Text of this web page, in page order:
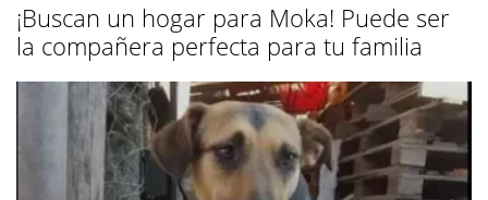
¡Buscan un hogar para Moka! Puede ser
la compañera perfecta para tu familia